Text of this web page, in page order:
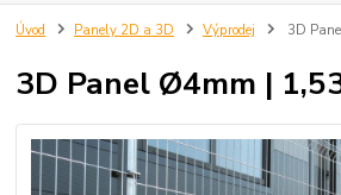
Úvod Panely 2D a 3D Výprodej 3D
3D Panel Ø4mm |